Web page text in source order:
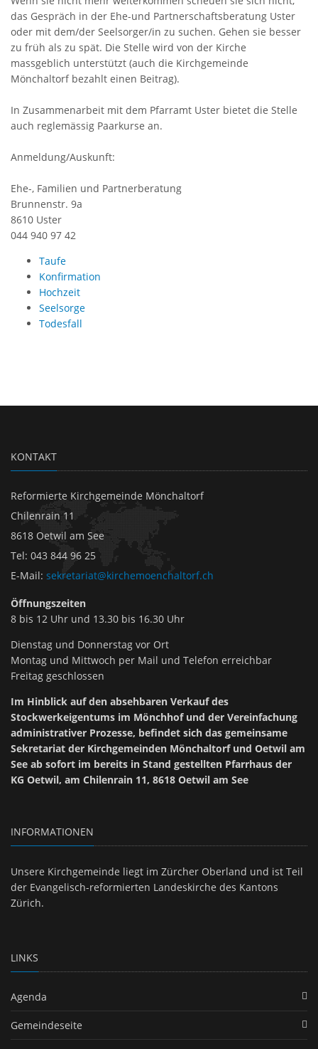
das Gespräch in der Ehe-und Partnerschaftsberatung Uster
oder mit dem/der Seelsorger/in zu suchen. Gehen sie besser
zu früh als zu spät. Die Stelle wird von der Kirche
massgeblich unterstützt (auch die Kirchgemeinde
Mönchaltorf bezahlt einen Beitrag).
In Zusammenarbeit mit dem Pfarramt Uster bietet die Stelle
auch reglemässig Paarkurse an.
Anmeldung/Auskunft:
Ehe-, Familien und Partnerberatung
Brunnenstr. 9a
8610 Uster
044 940 97 42
Taufe
Konfirmation
Hochzeit
Seelsorge
Todesfall
KONTAKT
Reformierte Kirchgemeinde Mönchaltorf
Chilenrain 11
8618 Oetwil am See
Tel: 043 844 96 25
E-Mail: sekretariat@kirchemoenchaltorf.ch
Öffnungszeiten
8 bis 12 Uhr und 13.30 bis 16.30 Uhr
Dienstag und Donnerstag vor Ort
Montag und Mittwoch per Mail und Telefon erreichbar
Freitag geschlossen
Im Hinblick auf den absehbaren Verkauf des
Stockwerkeigentums im Mönchhof und der Vereinfachung
administrativer Prozesse, befindet sich das gemeinsame
Sekretariat der Kirchgemeinden Mönchaltorf und Oetwil am
See ab sofort im bereits in Stand gestellten Pfarrhaus der
KG Oetwil, am Chilenrain 11, 8618 Oetwil am See
INFORMATIONEN
Unsere Kirchgemeinde liegt im Zürcher Oberland und ist Teil
der Evangelisch-reformierten Landeskirche des Kantons
Zürich.
LINKS
Agenda
Gemeindeseite